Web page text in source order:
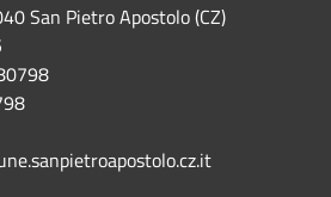
San Pietro Apostolo (CZ)